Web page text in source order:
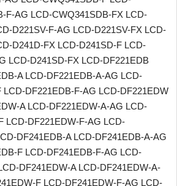
F-AG LCD-CWQ341SDB-FX LCD-
D221SV-F-AG LCD-D221SV-FX LCD-
D241D-FX LCD-D241SD-F LCD-
LCD-D241SD-FX LCD-DF221EDB
A LCD-DF221EDB-A-AG LCD-
LCD-DF221EDB-F-AG LCD-DF221EDW
A LCD-DF221EDW-A-AG LCD-
LCD-DF221EDW-F-AG LCD-
DF241EDB-A LCD-DF241EDB-A-AG
F LCD-DF241EDB-F-AG LCD-
DF241EDW-A LCD-DF241EDW-A-
F LCD-DF241EDW-F-AG LCD-